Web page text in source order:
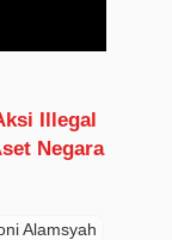
Illegal
Negara
Alamsyah